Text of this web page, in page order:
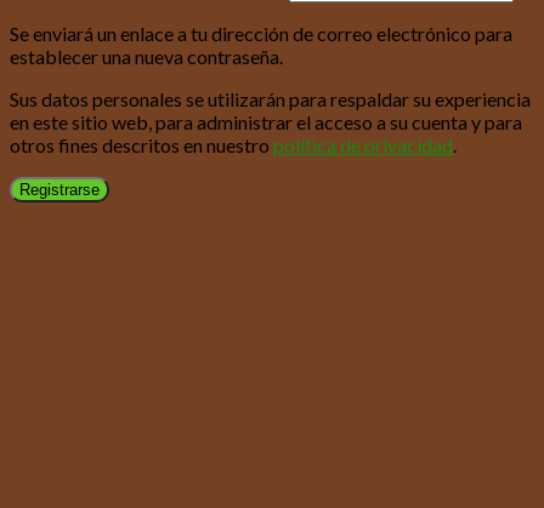
Se enviará un enlace a tu dirección de correo electrónico para
establecer una nueva contraseña.
Sus datos personales se utilizarán para respaldar su experiencia
en este sitio web, para administrar el acceso a su cuenta y para
otros fines descritos en nuestro política de privacidad.
Registrarse